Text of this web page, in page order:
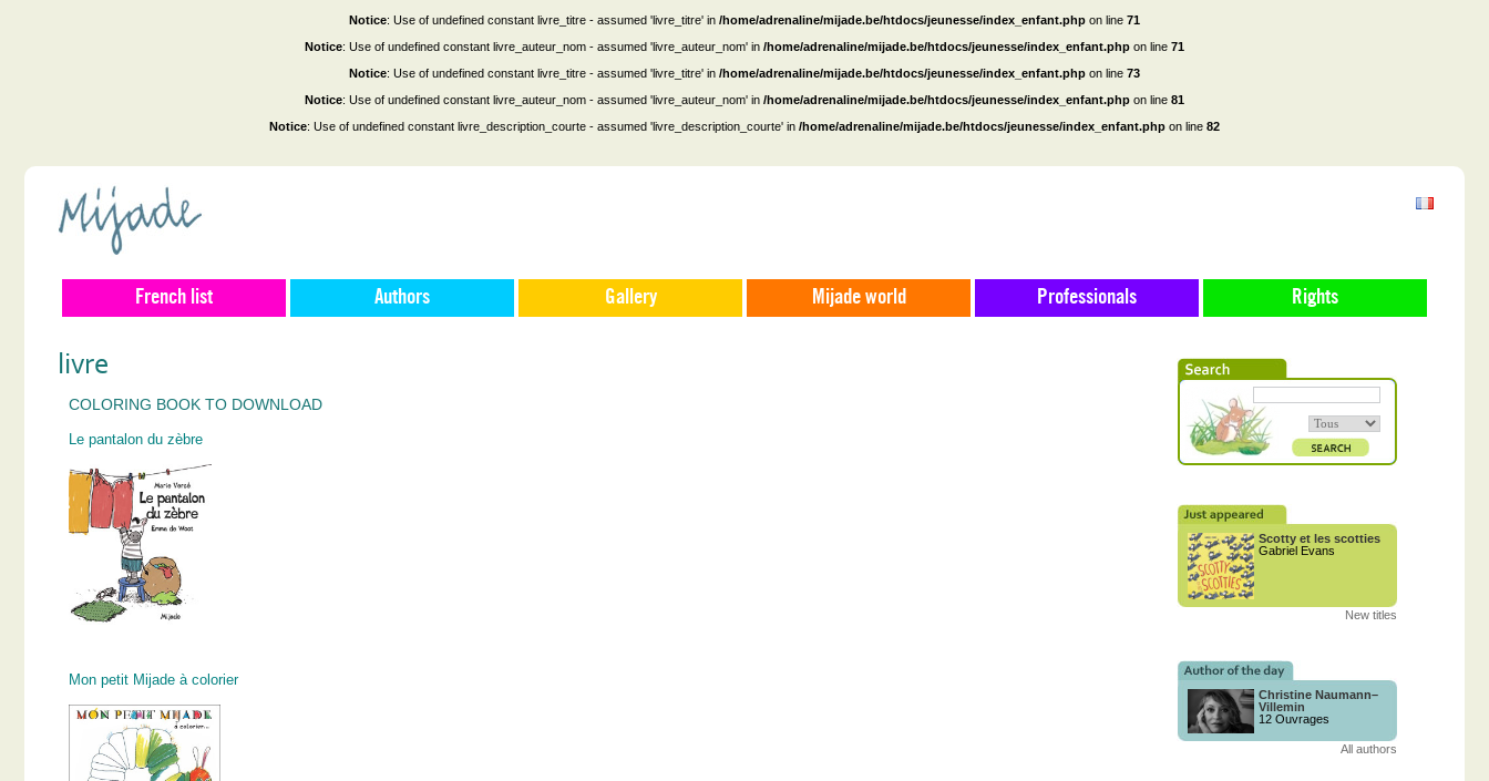
Notice: Use of undefined constant livre_titre - assumed 'livre_titre' in /home/adrenaline/mijade.be/htdocs/jeunesse/index_enfant.php on line 71
Notice: Use of undefined constant livre_auteur_nom - assumed 'livre_auteur_nom' in /home/adrenaline/mijade.be/htdocs/jeunesse/index_enfant.php on line 71
Notice: Use of undefined constant livre_titre - assumed 'livre_titre' in /home/adrenaline/mijade.be/htdocs/jeunesse/index_enfant.php on line 73
Notice: Use of undefined constant livre_auteur_nom - assumed 'livre_auteur_nom' in /home/adrenaline/mijade.be/htdocs/jeunesse/index_enfant.php on line 81
Notice: Use of undefined constant livre_description_courte - assumed 'livre_description_courte' in /home/adrenaline/mijade.be/htdocs/jeunesse/index_enfant.php on line 82
French list Authors Gallery Mijade world Professionals Rights
livre
COLORING BOOK TO DOWNLOAD
Le pantalon du zèbre
Mon petit Mijade à colorier
Scotty et les scotties
Gabriel Evans
New titles
Christine Naumann–
Villemin
12 Ouvrages
All authors